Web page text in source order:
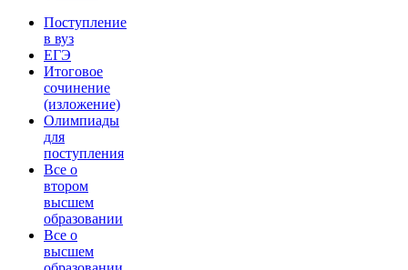
Поступление
в вуз
ЕГЭ
Итоговое
сочинение
(изложение)
Олимпиады
для
поступления
Все о
втором
высшем
образовании
Все о
высшем